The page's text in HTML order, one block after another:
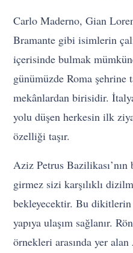
Carlo Maderno, Gian
Bramante gibi isimlerin
içerisinde bulmak
günümüzde Roma
mekânlardan birisidir.
yolu düşen herkesin ilk
özelliği taşır.
Aziz Petrus
girmez sizi karşılıklı
bekleyecektir. Bu dikitlerin
yapıya ulaşım sağlanır.
örnekleri arasında yer